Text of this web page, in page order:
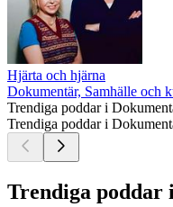
Hjärta och hjärna
Dokumentär, Samhälle och
Trendiga poddar i
Trendiga poddar i
Trendiga poddar